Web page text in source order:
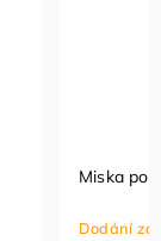
Miska
Dodání